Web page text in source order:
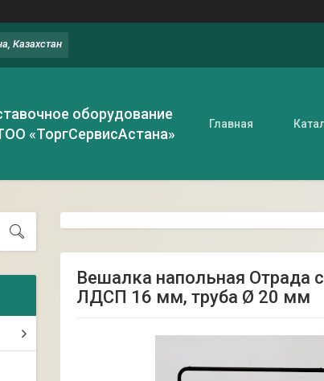
Казахстан
оборудование
«ТоргСервисАстана»
Главная
Вешалка напольная Отрада
ЛДСП 16 мм, труба Ø 20 мм